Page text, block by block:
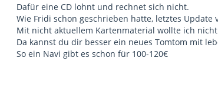
Dafür eine CD lohnt und rechnet sich nicht.
Wie Fridi schon geschrieben hatte, letztes Update
Mit nicht aktuellem Kartenmaterial wollte ich
Da kannst du dir besser ein neues Tomtom mit
So ein Navi gibt es schon für 100-120€